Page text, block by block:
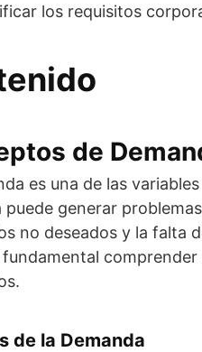
los requisitos
de
es una de las
puede generar
no deseados y la falta
de la Demanda